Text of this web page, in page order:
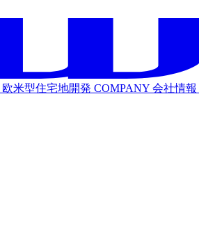
欧米型住宅地開発 COMPANY 会社情報